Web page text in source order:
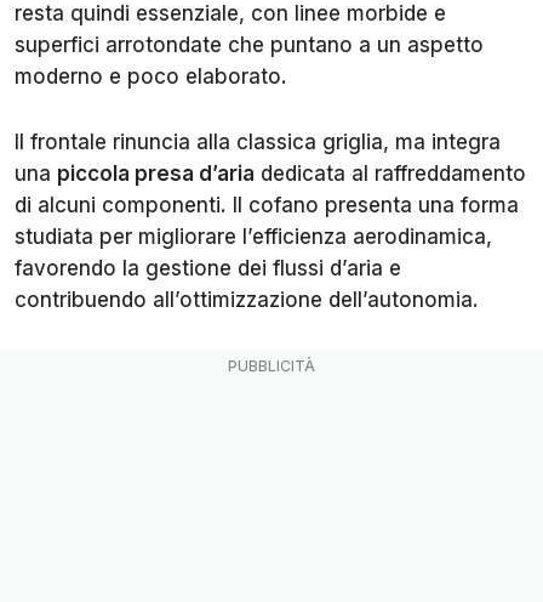
resta quindi essenziale, con linee morbide e
superfici arrotondate che puntano a un aspetto
moderno e poco elaborato.
Il frontale rinuncia alla classica griglia, ma integra
una piccola presa d’aria dedicata al raffreddamento
di alcuni componenti. Il cofano presenta una forma
studiata per migliorare l’efficienza aerodinamica,
favorendo la gestione dei flussi d’aria e
contribuendo all’ottimizzazione dell’autonomia.